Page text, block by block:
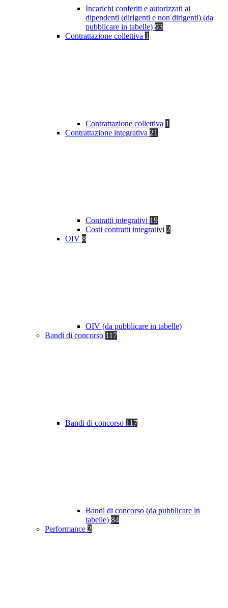
Incarichi conferiti e autorizzati ai
dipendenti (dirigenti e non dirigenti) (da
pubblicare in tabelle) 93
Contrattazione collettiva 1
Contrattazione collettiva 1
Contrattazione integrativa 21
Contratti integrativi 19
Costi contratti integrativi 2
OIV 8
OIV (da pubblicare in tabelle)
Bandi di concorso 117
Bandi di concorso 117
Bandi di concorso (da pubblicare in
tabelle) 84
Performance 2